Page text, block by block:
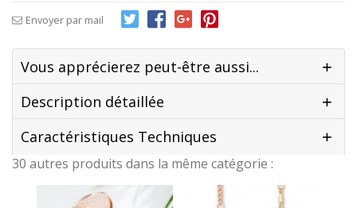
Envoyer par mail
Vous apprécierez peut-être aussi...
Description détaillée
Caractéristiques Techniques
30 autres produits dans la même catégorie :